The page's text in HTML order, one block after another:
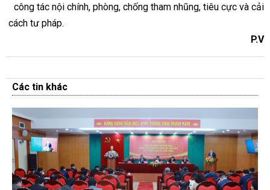
công tác nội chính, phòng, chống tham nhũng, tiêu cực và cải
cách tư pháp.
P.V
Các tin khác